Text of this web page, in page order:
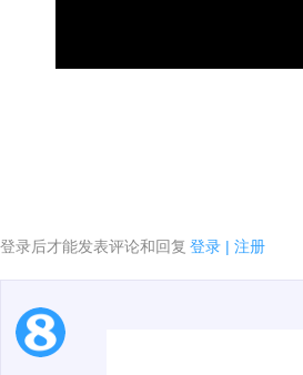
登录后才能发表评论和回复 登录 | 注册
1.电脑端新用户可以发